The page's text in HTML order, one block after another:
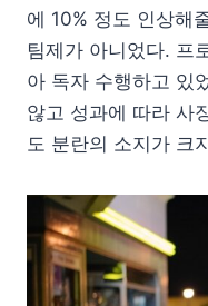
에 10% 정도 인상해
팀제가 아니었다. 프
아 독자 수행하고 있
않고 성과에 따라 사
도 분란의 소지가 크